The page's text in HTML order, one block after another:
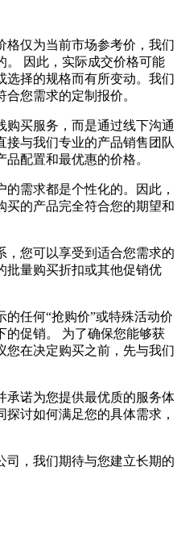
格仅为当前市场参考价，我们
。 因此，实际成交价格可能
选择的规格而有所变动。我们
您需求的定制报价。
购买服务，而是通过线下沟通
接与我们专业的产品销售团队
配置和最优惠的价格。
的需求都是个性化的。因此，
买的产品完全符合您的期望和
，您可以享受到适合您需求的
批量购买折扣或其他促销优
的任何“抢购价”或特殊活动价
的促销。 为了确保您能够获
您在决定购买之前，先与我们
承诺为您提供最优质的服务体
讨如何满足您的具体需求，
司，我们期待与您建立长期的